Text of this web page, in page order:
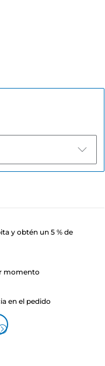
y obtén un 5 % de
momento
en el pedido